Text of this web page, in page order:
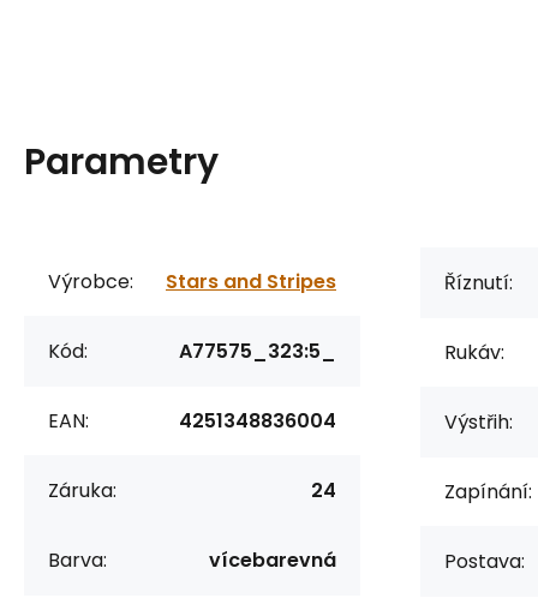
Parametry
Výrobce: Stars and Stripes
Kód: A77575_323:5_
EAN: 4251348836004
Záruka: 24
Barva: vícebarevná
Říznutí:
Rukáv:
Výstřih:
Zapínání:
Postava: